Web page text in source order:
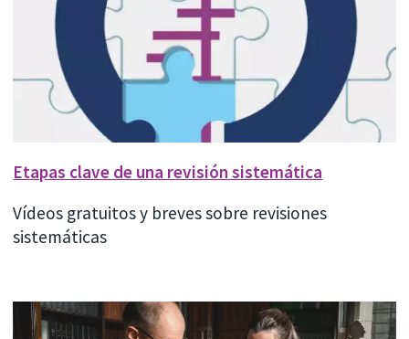
Etapas clave de una revisión sistemática
Vídeos gratuitos y breves sobre revisiones
sistemáticas